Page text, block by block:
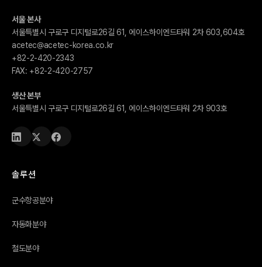
서울 본사
서울특별시 구로구 디지털로26길 61, 에이스하이엔드타워 2차 603,604호
acetec@acetec-korea.co.kr
+82-2-420-2343
FAX: +82-2-420-2757
생산 본부
서울특별시 구로구 디지털로26길 61, 에이스하이엔드타워 2차 903호
솔루션
군수항공분야
자동화분야
철도분야